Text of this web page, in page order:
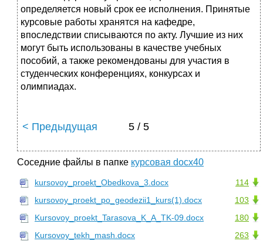
определяется новый срок ее исполнения. Принятые
курсовые работы хранятся на кафедре,
впоследствии списываются по акту. Лучшие из них
могут быть использованы в качестве учебных
пособий, а также рекомендованы для участия в
студенческих конференциях, конкурсах и
олимпиадах.
< Предыдущая 5 / 5
Соседние файлы в папке курсовая docx40
114
kursovoy_proekt_Obedkova_3.docx
103
kursovoy_proekt_po_geodezii1_kurs(1).docx
180
Kursovoy_proekt_Tarasova_K_A_TK-09.docx
263
Kursovoy_tekh_mash.docx